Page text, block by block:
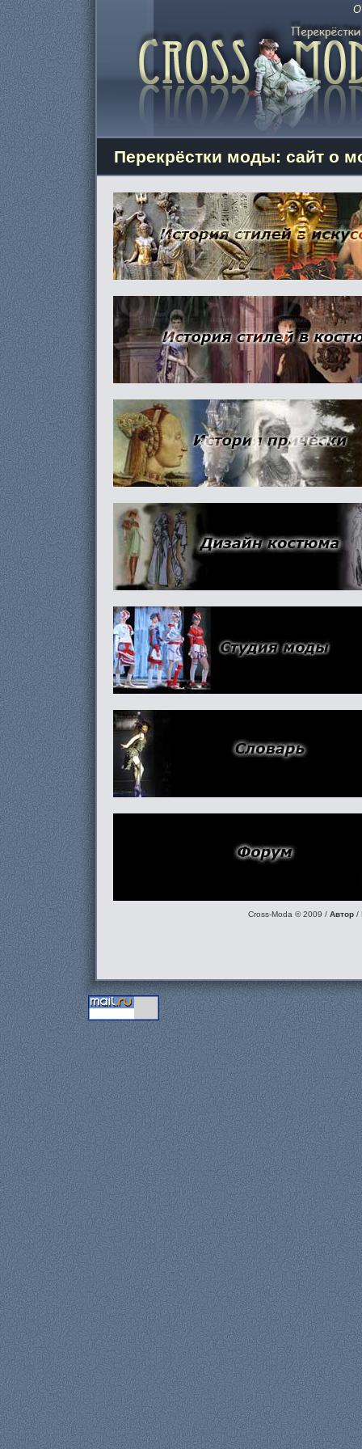
О
Перекрёстки моды: сайт о
Cross-Moda © 2009 / Автор/